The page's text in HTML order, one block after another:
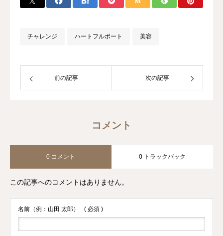
チャレンジ ハートフルポート 美容
前の記事 次の記事
コメント
0 コメント 0 トラックバック
この記事へのコメントはありません。
名前（例：山田 太郎） ( 必須 )